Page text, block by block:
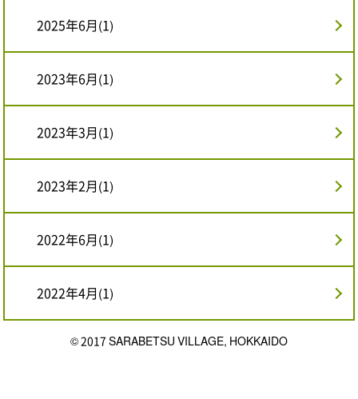
2025年6月(1)
2023年6月(1)
2023年3月(1)
2023年2月(1)
2022年6月(1)
2022年4月(1)
© 2017 SARABETSU VILLAGE, HOKKAIDO